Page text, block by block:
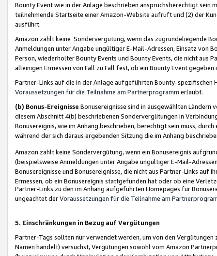
Bounty Event wie in der Anlage beschrieben anspruchsberechtigt sein
teilnehmende Startseite einer Amazon-Website aufruft und (2) der
ausführt.
Amazon zahlt keine Sondervergütung, wenn das zugrundeliegende
Anmeldungen unter Angabe ungültiger E-Mail-Adressen, Einsatz von
Person, wiederholter Bounty Events und Bounty Events, die nicht
alleinigen Ermessen von Fall zu Fall fest, ob ein Bounty Event
Partner-Links auf die in der Anlage aufgeführten Bounty-spezifischen
Voraussetzungen für die Teilnahme am Partnerprogramm erlaubt.
(b) Bonus-Ereignisse Bonusereignisse sind in ausgewählten Ländern
diesem Abschnitt 4(b) beschriebenen Sondervergütungen in
Bonusereignis, wie im Anhang beschrieben, berechtigt sein muss,
während der sich daraus ergebenden Sitzung die im Anhang
Amazon zahlt keine Sondervergütung, wenn ein Bonusereignis
(beispielsweise Anmeldungen unter Angabe ungültiger E-Mail-
Bonusereignisse und Bonusereignisse, die nicht aus Partner-Links auf
Ermessen, ob ein Bonusereignis stattgefunden hat oder ob eine
Partner-Links zu den im Anhang aufgeführten Homepages für
ungeachtet derVoraussetzungen für die Teilnahme am
5. Einschränkungen in Bezug auf Vergütungen
Partner-Tags sollten nur verwendet werden, um von den
Namen handelt) versuchst, Vergütungen sowohl vom Amazon